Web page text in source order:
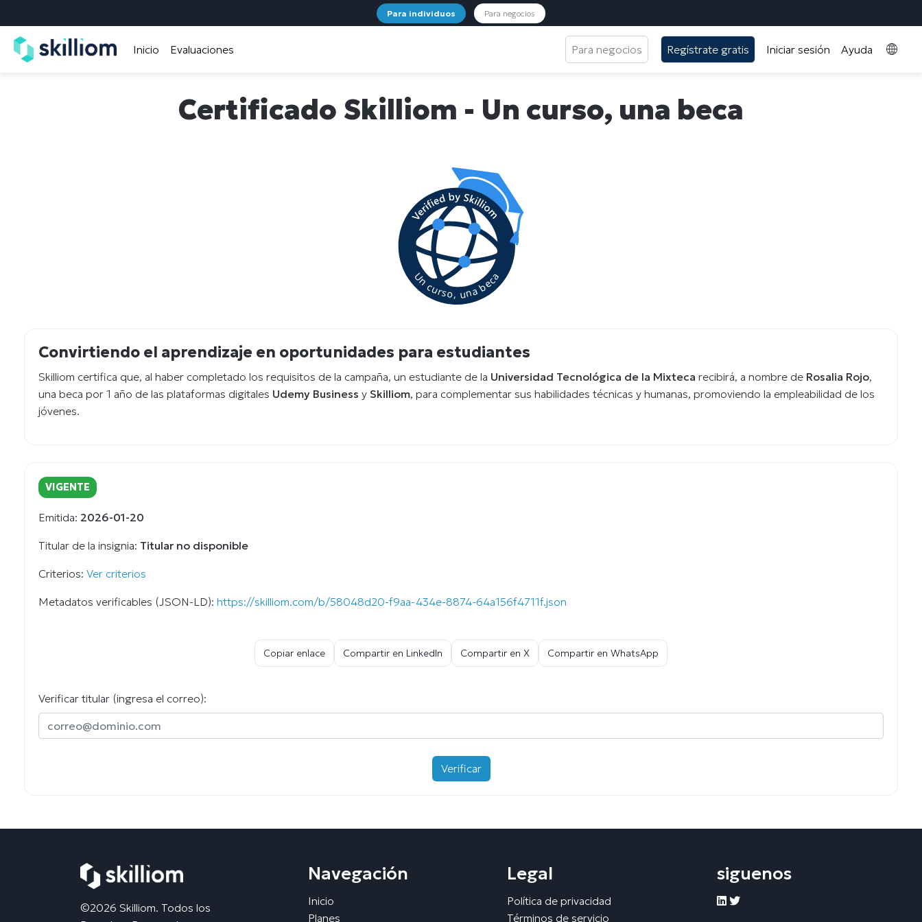
Para individuos Para negocios
Inicio Evaluaciones Para negocios Regístrate gratis Iniciar sesión Ayuda
Certificado Skilliom - Un curso, una beca
Convirtiendo el aprendizaje en oportunidades para estudiantes
Skilliom certifica que, al haber completado los requisitos de la campaña, un estudiante de la Universidad Tecnológica de la Mixteca recibirá, a nombre de Rosalia Rojo,
una beca por 1 año de las plataformas digitales Udemy Business y Skilliom, para complementar sus habilidades técnicas y humanas, promoviendo la empleabilidad de los
jóvenes.
VIGENTE
Emitida: 2026-01-20
Titular de la insignia: Titular no disponible
Criterios: Ver criterios
Metadatos verificables (JSON-LD): https://skilliom.com/b/58048d20-f9aa-434e-8874-64a156f4711f.json
Copiar enlace Compartir en LinkedIn Compartir en X Compartir en WhatsApp
Verificar titular (ingresa el correo):
Verificar
©2026 Skilliom. Todos los
Navegación
Inicio
Planes
Legal
Política de privacidad
Términos de servicio
siguenos